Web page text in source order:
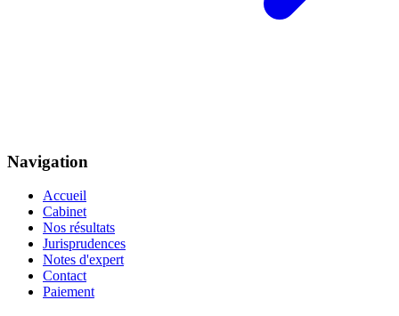
Navigation
Accueil
Cabinet
Nos résultats
Jurisprudences
Notes d'expert
Contact
Paiement